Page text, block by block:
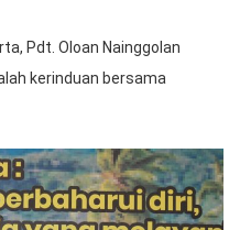
Pdt. Oloan Nainggolan
kerinduan bersama